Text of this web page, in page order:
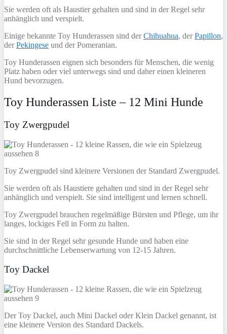
Sie werden oft als Haustier gehalten und sind in der Regel sehr
anhänglich und verspielt.
Einige bekannte Toy Hunderassen sind derChihuahua, derPapillon,
derPekingese und der Pomeranian.
Toy Hunderassen eignen sich besonders für Menschen, die wenig
Platz haben oder viel unterwegs sind und daher einen kleineren
Hund bevorzugen.
Toy Hunderassen Liste – 12 Mini Hunde
Toy Zwergpudel
Toy Zwergpudel sind kleinere Versionen der Standard Zwergpudel.
Sie werden oft als Haustiere gehalten und sind in der Regel sehr
anhänglich und verspielt. Sie sind intelligent und lernen schnell.
Toy Zwergpudel brauchen regelmäßige Bürsten und Pflege, um ihr
langes, lockiges Fell in Form zu halten.
Sie sind in der Regel sehr gesunde Hunde und haben eine
durchschnittliche Lebenserwartung von 12-15 Jahren.
Toy Dackel
Der Toy Dackel, auch Mini Dackel oder Klein Dackel genannt, ist
eine kleinere Version des Standard Dackels.